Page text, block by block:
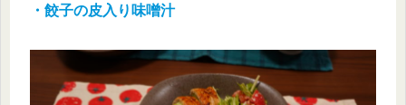
・餃子の皮入り味噌汁